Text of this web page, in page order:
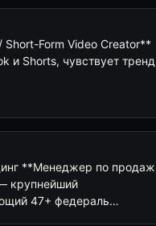
Short-Form Video Creator**
и Shorts, чувствует
**Менеджер по
крупнейший
47+ федераль…